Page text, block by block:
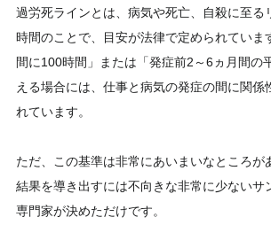
過労死ラインとは、病気や死亡、自殺に至る
時間のことで、目安が法律で定められていま
間に100時間」または「発症前2～6ヵ月間の
える場合には、仕事と病気の発症の間に関係
れています。
ただ、この基準は非常にあいまいなところが
結果を導き出すには不向きな非常に少ないサ
専門家が決めただけです。